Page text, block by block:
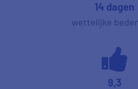
14 dagen
wettelijke
9,3